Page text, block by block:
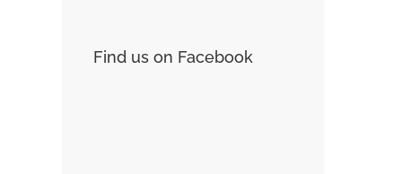
Find us on Facebook